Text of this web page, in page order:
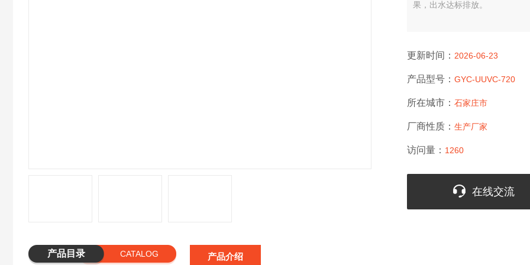
果，出水达标排放。
更新时间： 2026-06-23
产品型号： GYC-UUVC-720
所在城市： 石家庄市
厂商性质： 生产厂家
访问量： 1260
在线交流
产品目录 CATALOG 产品介绍